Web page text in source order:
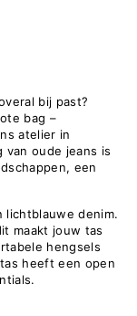
bij past?
bag –
atelier in
van oude jeans is
een
lichtblauwe denim.
maakt jouw tas
hengsels
heeft een open